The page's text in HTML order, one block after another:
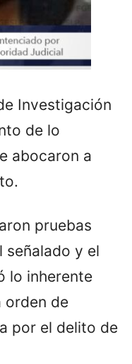
Investigación
de lo
abocaron a
pruebas
señalado y el
lo inherente
orden de
por el delito de